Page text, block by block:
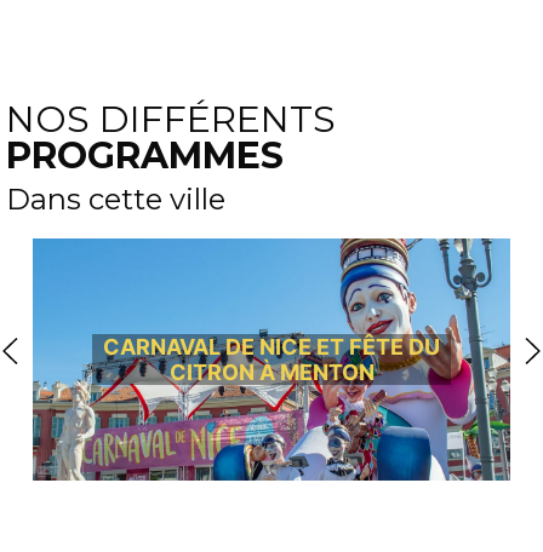
NOS DIFFÉRENTS
PROGRAMMES
Dans cette ville
CARNAVAL DE NICE ET FÊTE DU
CITRON À MENTON